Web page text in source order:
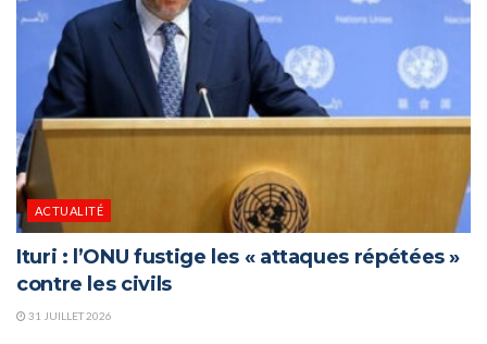
ACTUALITÉ
Ituri : l’ONU fustige les « attaques répétées »
contre les civils
31 JUILLET 2026